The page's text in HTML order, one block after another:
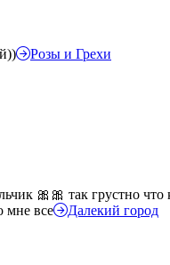
Розы и Грехи
🎀🎀 так грустно что
мне все
Далекий город